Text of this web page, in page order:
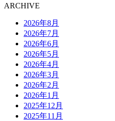
ARCHIVE
2026年8月
2026年7月
2026年6月
2026年5月
2026年4月
2026年3月
2026年2月
2026年1月
2025年12月
2025年11月